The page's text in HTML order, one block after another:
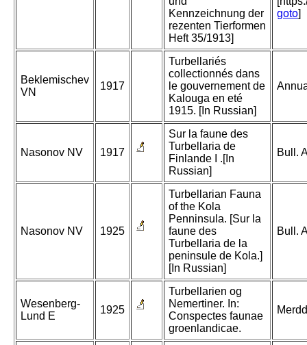
Kennzeichnung der
rezenten Tierformen
Heft 35/1913]
goto]
Beklemischev
VN
1917
Turbellariés
collectionnés dans
le gouvernement de
Kalouga en eté
1915. [In Russian]
Nasonov NV 1917
Sur la faune des
Turbellaria de
Finlande I .[In
Russian]
Bull.
Nasonov NV 1925
Turbellarian Fauna
of the Kola
Penninsula. [Sur la
faune des
Turbellaria de la
peninsule de Kola.]
[In Russian]
Bull.
Wesenberg-
Lund E
1925
Turbellarien og
Nemertiner. In:
Conspectes faunae
groenlandicae.